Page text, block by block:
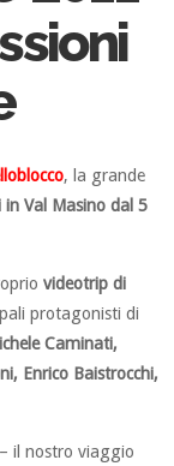
, la grande
in Val Masino dal 5
videotrip di
protagonisti di
Caminati,
Enrico Baistrocchi,
il nostro viaggio